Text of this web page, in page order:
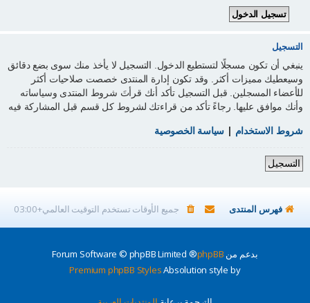
التسجيل
ينبغي أن تكون مسجلًا لتستطيع الدخول. التسجيل لا يأخذ منك سوى بضع دقائق
وسيعطيك مميزات أكثر. وقد تكون إدارة المنتدى خصصت صلاحيات أكثر
للأعضاء المسجلين. قبل التسجيل تأكد أنك قرأتَ شروط المنتدى وسياساته
وأنك موافق عليها. رجاءً تأكد من قراءتك لشروط كل قسم قبل المشاركة فيه
شروط الاستخدام | سياسة الخصوصية
التسجيل
فهرس المنتدى جميع الأوقات تستخدم التوقيت العالمي+03:00
بدعم من phpBB
® Forum Software © phpBB Limited
Absolution style by
Premium phpBB Styles